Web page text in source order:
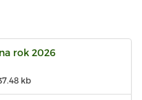
rok 2026
kb